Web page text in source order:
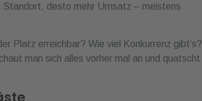
Standort, desto mehr Umsatz – meistens
Platz erreichbar? Wie viel Konkurrenz gibt’s?
man sich alles vorher mal an und quatscht